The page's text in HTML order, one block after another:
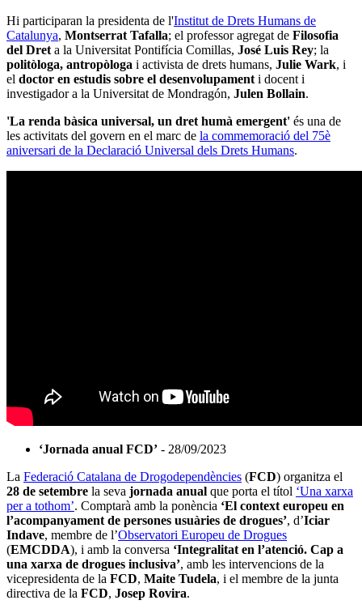
Hi participaran la presidenta de l'Institut de Drets Humans de
Catalunya, Montserrat Tafalla; el professor agregat de Filosofia
del Dreta la Universitat Pontifícia Comillas, José Luis Rey; la
politòloga, antropòloga i activista de drets humans, Julie Wark, i
el doctor en estudis sobre el desenvolupamenti docent i
investigador a la Universitat de Mondragón, Julen Bollain.
'La renda bàsica universal, un dret humà emergent' és una de
les activitats del govern en el marc de la commemoració del 75è
aniversari de la Declaració Universal dels Drets Humans.
‘Jornada anual FCD’ - 28/09/2023
La Federació Catalana de Drogodependències (FCD) organitza el
28 de setembre la seva jornada anual que porta el títol ‘Una xarxa
per a tothom’. Comptarà amb la ponència ‘El context europeu en
l’acompanyament de persones usuàries de drogues’, d’Iciar
Indave, membre de l’Observatori Europeu de Drogues
(EMCDDA), i amb la conversa ‘Integralitat en l’atenció. Cap a
una xarxa de drogues inclusiva’, amb les intervencions de la
vicepresidenta de la FCD, Maite Tudela, i el membre de la junta
directiva de la FCD, Josep Rovira.